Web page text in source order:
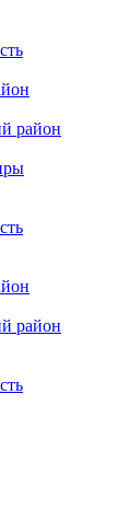
район
район